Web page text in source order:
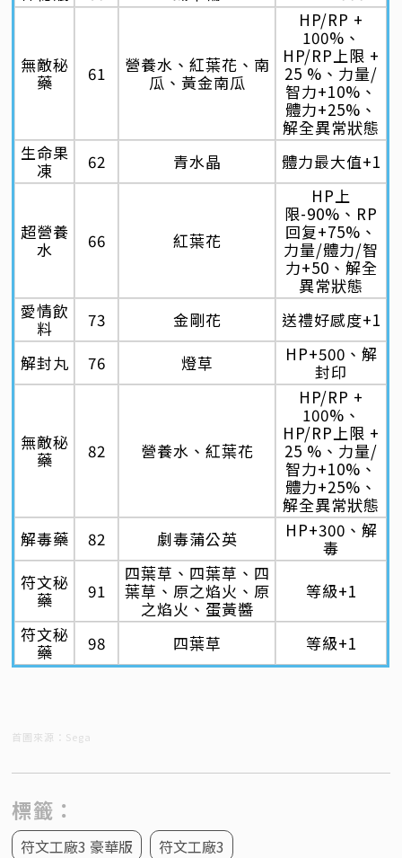
無敵秘
藥
61
營養水、紅葉花、南
瓜、黃金南瓜
HP/RP +
100%、
HP/RP上限 +
25 %、力量/
智力+10%、
體力+25%、
解全異常狀態
生命果
凍
62 青水晶 體力最大值+1
超營養
水
66 紅葉花
HP上
限-90%、RP
回复+75%、
力量/體力/智
力+50、解全
異常狀態
愛情飲
料
73 金剛花
送禮好感度+1
解封丸
76 燈草
HP+500、解
封印
無敵秘
藥
82 營養水、紅葉花
HP/RP +
100%、
HP/RP上限 +
25 %、力量/
智力+10%、
體力+25%、
解全異常狀態
解毒藥
82 劇毒蒲公英
HP+300、解
毒
符文秘
藥
91
四葉草、四葉草、四
葉草、原之焰火、原
之焰火、蛋黃醬
等級+1
符文秘
藥
98 四葉草 等級+1
首圖來源：Sega
標籤：
符文工廠3 豪華版 符文工廠3